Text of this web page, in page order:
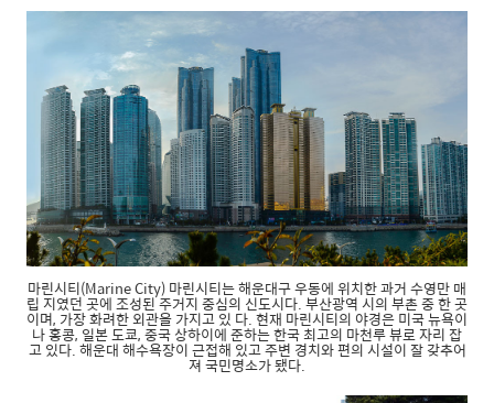
마린시티(Marine City) 마린시티는 해운대구 우동에 위치한 과거 수영만 매
립 지였던 곳에 조성된 주거지 중심의 신도시다. 부산광역 시의 부촌 중 한 곳
이며, 가장 화려한 외관을 가지고 있 다. 현재 마린시티의 야경은 미국 뉴욕이
나 홍콩, 일본 도쿄, 중국 상하이에 준하는 한국 최고의 마천루 뷰로 자리 잡
고 있다. 해운대 해수욕장이 근접해 있고 주변 경치와 편의 시설이 잘 갖추어
져 국민명소가 됐다.